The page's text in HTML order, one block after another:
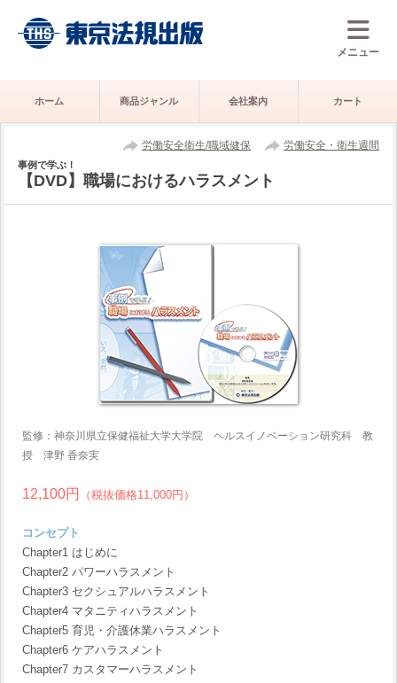
メニュー
ホーム 商品ジャンル 会社案内 カート
労働安全衛生/職域健保 労働安全・衛生週間
事例で学ぶ！
【DVD】職場におけるハラスメント
監修：神奈川県立保健福祉大学大学院 ヘルスイノベーション研究科 教
授 津野 香奈実
12,100円 （税抜価格11,000円）
コンセプト
Chapter1 はじめに
Chapter2 パワーハラスメント
Chapter3 セクシュアルハラスメント
Chapter4 マタニティハラスメント
Chapter5 育児・介護休業ハラスメント
Chapter6 ケアハラスメント
Chapter7 カスタマーハラスメント